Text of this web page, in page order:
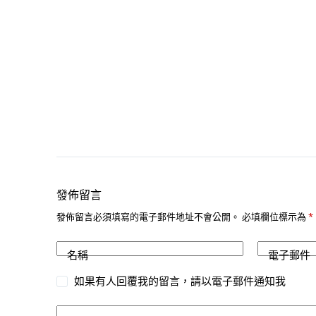
發佈留言
發佈留言必須填寫的電子郵件地址不會公開。 必填欄位標示為 *
名稱
電子郵件
如果有人回覆我的留言，請以電子郵件通知我